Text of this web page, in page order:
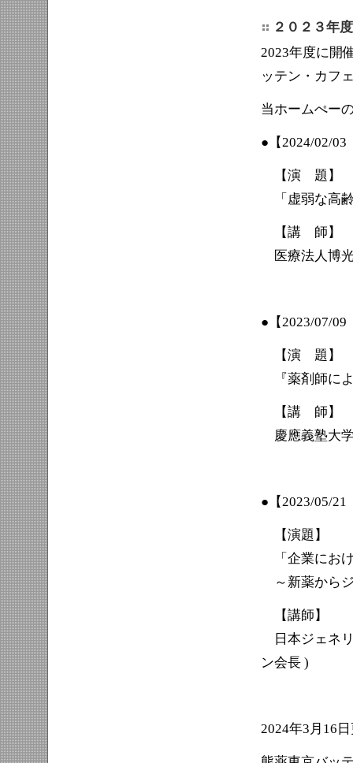
２０２３年
2023年度に開
ッテン・カフ
当ホームぺー
●【2024/02/
【演 題】
「虚弱な高
【講 師】
医療法人博
●【2023/07/
【演 題】
『薬剤師に
【講 師】
慶應義塾大
●【2023/05/
【演題】
「企業にお
～新薬から
【講師】
日本ジェネ
ン会長 )
2024年3月16